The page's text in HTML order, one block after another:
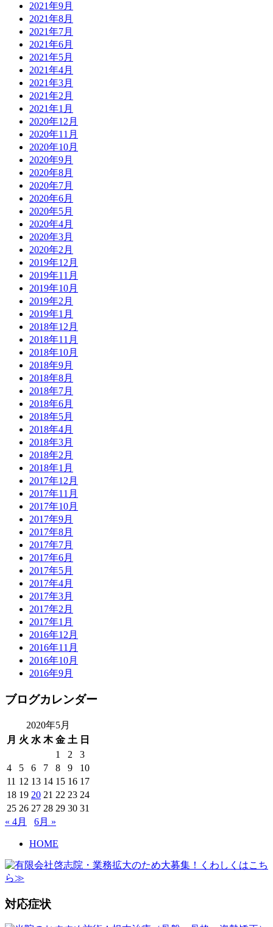
2021年9月
2021年8月
2021年7月
2021年6月
2021年5月
2021年4月
2021年3月
2021年2月
2021年1月
2020年12月
2020年11月
2020年10月
2020年9月
2020年8月
2020年7月
2020年6月
2020年5月
2020年4月
2020年3月
2020年2月
2019年12月
2019年11月
2019年10月
2019年2月
2019年1月
2018年12月
2018年11月
2018年10月
2018年9月
2018年8月
2018年7月
2018年6月
2018年5月
2018年4月
2018年3月
2018年2月
2018年1月
2017年12月
2017年11月
2017年10月
2017年9月
2017年8月
2017年7月
2017年6月
2017年5月
2017年4月
2017年3月
2017年2月
2017年1月
2016年12月
2016年11月
2016年10月
2016年9月
ブログカレンダー
2020年5月
月 火 水 木 金 土 日
1
2
3
4
5 6 7 8 9
10
11 12 13 14 15 16 17
18 19 20 21 22 23 24
25 26 27 28 29 30 31
« 4月
6月 »
HOME
対応症状